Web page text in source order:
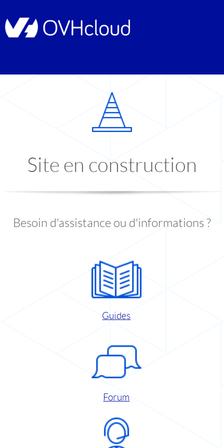
Site en construction
Besoin d'assistance ou d'informations ?
Guides
Forum